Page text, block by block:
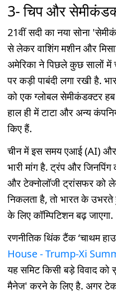
3- चिप और
21वीं सदी का नया सोना
से लेकर वाशिंग मशीन और
अमेरिका ने पिछले कुछ सालों में
पर कड़ी पाबंदी लगा रखी है.
को एक ग्लोबल सेमीकंडक्टर
हाल ही में टाटा और अन्य
किए हैं.
चीन में इस समय एआई (AI) और
भारी मांग है. ट्रंप और
और टेक्नोलॉजी ट्रांसफर को
निकलता है, तो भारत के
के लिए कॉम्पिटिशन बढ़ जाएगा.
रणनीतिक थिंक टैंक ‘चाथम
House - Trump-Xi
यह समिट किसी बड़े विवाद
मैनेज' करने के लिए है. अगर टेक-